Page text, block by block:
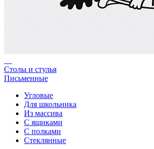
Столы и стулья
Письменные
Угловые
Для школьника
Из массива
С ящиками
С полками
Стеклянные